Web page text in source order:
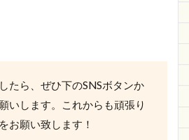
たら、ぜひ下のSNSボタンか
いします。これからも頑張り
お願い致します！